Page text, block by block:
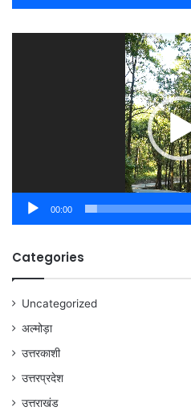
00:00
Categories
Uncategorized
अल्मोड़ा
उत्तरकाशी
उत्तरप्रदेश
उत्तराखंड